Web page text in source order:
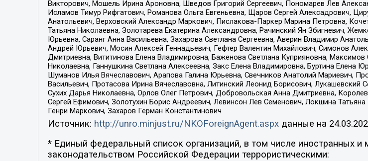
Викторович, Мошель Ирина Ароновна, Шведов Григорий Сергеевич, Пономарев Лев
Исламов Тимур Рифгатович, Романова Ольга Евгеньевна, Щаров Сергей Алексадрович,
Анатольевич, Верховский Александр Маркович, Пислакова-Паркер Марина Петровна,
Татьяна Николаевна, Золотарева Екатерина Александровна, Рачинский Ян Збигневич,
Юрьевна, Саранг Анна Васильевна, Захарова Светлана Сергеевна, Аверин Владимир
Андрей Юрьевич, Мосин Алексей Геннадьевич, Гефтер Валентин Михайлович, Симонов
Дмитриевна, Вититинова Елена Владимировна, Баженова Светлана Куприяновна,
Николаевна, Ганнушкина Светлана Алексеевна, Закс Елена Владимировна, Буртина
Шуманов Илья Вячеславович, Арапова Галина Юрьевна, Свечников Анатолий Мариевич,
Васильевич, Протасова Ирина Вячеславовна, Литинский Леонид Борисович,
Сухих Дарья Николаевна, Орлов Олег Петрович, Добровольская Анна Дмитриевна,
Сергей Ефимович, Золотухин Борис Андреевич, Левинсон Лев Семенович, Локшина
Генри Маркович, Захаров Герман Константинович
Источник: http://unro.minjust.ru/NKOForeignAgent.aspxданные на
* Единый федеральный список организаций, в том числе иностранных и
законодательством Российской Федерации террористическими: